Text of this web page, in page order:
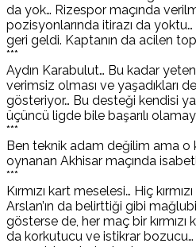
da yok… Rizespor maçında
pozisyonlarında itirazı da
geri geldi. Kaptanın da acilen
***
Aydın Karabulut… Bu kadar
verimsiz olması ve yaşadıkları
gösteriyor… Bu desteği kendisi
üçüncü ligde bile başarılı
***
Ben teknik adam değilim ama o
oynanan Akhisar maçında
***
Kırmızı kart meselesi… Hiç
Arslan’ın da belirttiği gibi
gösterse de, her maç bir
da korkutucu ve istikrar bozucu…